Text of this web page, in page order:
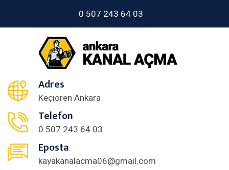
0 507 243 64 03
Adres
Keçiören Ankara
Telefon
0 507 243 64 03
Eposta
kayakanalacma06@gmail.com